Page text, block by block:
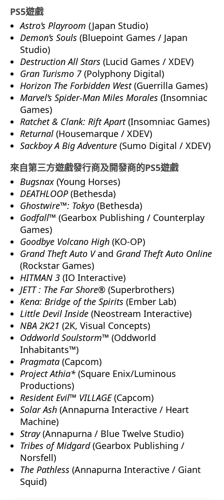
PS5遊戲
Astro’s Playroom (Japan Studio)
Demon’s Souls (Bluepoint Games / Japan
Studio)
Destruction All Stars (Lucid Games / XDEV)
Gran Turismo 7 (Polyphony Digital)
Horizon The Forbidden West(Guerrilla Games)
Marvel’s Spider-Man Miles Morales (Insomniac
Games)
Ratchet & Clank: Rift Apart(Insomniac Games)
Returnal (Housemarque / XDEV)
Sackboy A Big Adventure (Sumo Digital / XDEV)
來自第三方遊戲發行商及開發商的PS5遊戲
Bugsnax (Young Horses)
DEATHLOOP(Bethesda)
Ghostwire™: Tokyo (Bethesda)
Godfall™ (Gearbox Publishing / Counterplay
Games)
Goodbye Volcano High (KO-OP)
Grand Theft Auto Vand Grand Theft Auto Online
(Rockstar Games)
HITMAN 3 (IO Interactive)
JETT : The Far Shore® (Superbrothers)
Kena: Bridge of the Spirits (Ember Lab)
Little Devil Inside (Neostream Interactive)
NBA 2K21 (2K, Visual Concepts)
Oddworld Soulstorm™ (Oddworld
Inhabitants™)
Pragmata (Capcom)
Project Athia*(Square Enix/Luminous
Productions)
Resident Evil™ VILLAGE(Capcom)
Solar Ash (Annapurna Interactive / Heart
Machine)
Stray(Annapurna / Blue Twelve Studio)
Tribes of Midgard(Gearbox Publishing /
Norsfell)
The Pathless (Annapurna Interactive / Giant
Squid)